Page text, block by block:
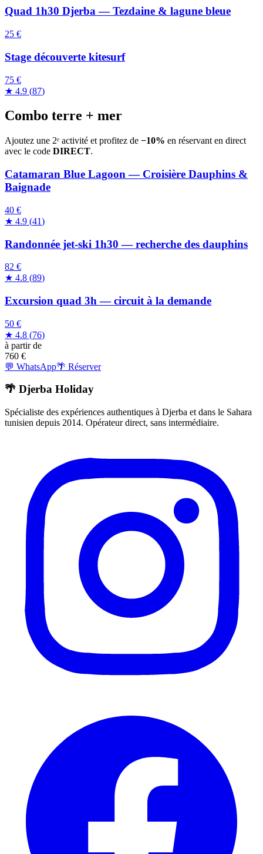
Quad 1h30 Djerba — Tezdaine & lagune bleue
25 €
Stage découverte kitesurf
75 €
★ 4.9 (87)
Combo terre + mer
Ajoutez une 2ᵉ activité et profitez de −10% en réservant en direct
avec le code DIRECT.
Catamaran Blue Lagoon — Croisière Dauphins &
Baignade
40 €
★ 4.9 (41)
Randonnée jet-ski 1h30 — recherche des dauphins
82 €
★ 4.8 (89)
Excursion quad 3h — circuit à la demande
50 €
★ 4.8 (76)
à partir de
760 €
💬 WhatsApp🌴 Réserver
🌴 Djerba Holiday
Spécialiste des expériences authentiques à Djerba et dans le Sahara
tunisien depuis 2014. Opérateur direct, sans intermédiaire.